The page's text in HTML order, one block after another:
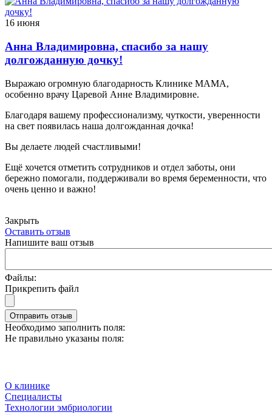
16 июня
Анна Владимировна, спасибо за нашу
долгожданную дочку!
Выражаю огромную благодарность Клинике МАМА,
особенно врачу Царевой Анне Владимировне.
Благодаря вашему профессионализму, чуткости, уверенности
на свет появилась наша долгожданная дочка!
Вы делаете людей счастливыми!
Ещё хочется отметить сотрудников и отдел заботы, они
бережно помогали, поддерживали во время беременности, что
очень ценно и важно!
Закрыть
Оставить отзыв
Напишите ваш отзыв
Файлы:
Прикрепить файл
Отправить отзыв
Необходимо заполнить поля:
Не правильно указаны поля:
О клинике
Специалисты
Технологии эмбриологии